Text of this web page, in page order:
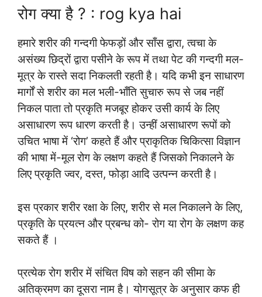
रोग क्या है ? : rog kya hai
हमारे शरीर की गन्दगी फेफड़ों और साँस द्वारा, त्वचा के
असंख्य छिद्रों द्वारा पसीने के रूप में तथा पेट की गन्दगी मल-
मूत्र के रास्ते सदा निकलती रहती है। यदि कभी इन साधारण
मार्गों से शरीर का मल भली-भाँति सुचारु रूप से जब नहीं
निकल पाता तो प्रकृति मजबूर होकर उसी कार्य के लिए
असाधारण रूप धारण करती है। उन्हीं असाधारण रूपों को
उचित भाषा में ‘रोग’ कहते हैं और प्राकृतिक चिकित्सा विज्ञान
की भाषा में-मूल रोग के लक्षण कहते हैं जिसको निकालने के
लिए प्रकृति ज्वर, दस्त, फोड़ा आदि उत्पन्न करती है।
इस प्रकार शरीर रक्षा के लिए, शरीर से मल निकालने के लिए,
प्रकृति के प्रयत्न और प्रबन्ध को- रोग या रोग के लक्षण कह
सकते हैं ।
प्रत्येक रोग शरीर में संचित विष को सहन की सीमा के
अतिक्रमण का दूसरा नाम है। योगसूत्र के अनुसार कफ ही